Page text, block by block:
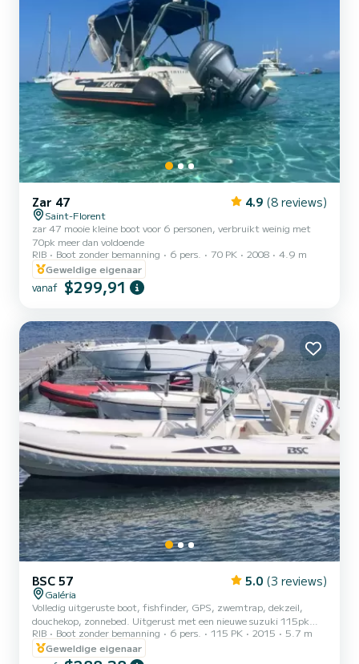
Zar 47 4.9 (8 reviews)
Saint-Florent
zar 47 mooie kleine boot voor 6 personen, verbruikt weinig met
70pk meer dan voldoende
RIB
Boot zonder bemanning 6 pers. 70 PK 2008
4.9 m
Geweldige eigenaar
vanaf $299,91
BSC 57 5.0 (3 reviews)
Galéria
Volledig uitgeruste boot, fishfinder, GPS, zwemtrap, dekzeil,
douchekop, zonnebed. Uitgerust met een nieuwe suzuki 115pk
motor.
RIB Boot zonder bemanning 6 pers. 115 PK 2015
5.7 m
Geweldige eigenaar